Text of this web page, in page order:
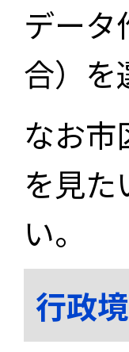
データ
合）を
なお市
を見
い。
行政